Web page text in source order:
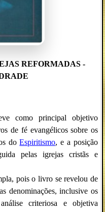
REFORMADAS -
como principal objetivo
de fé evangélicos sobre os
doEspiritismo, e a posição
pelas igrejas cristãs e
pois o livro se revelou de
denominações, inclusive os
criteriosa e objetiva